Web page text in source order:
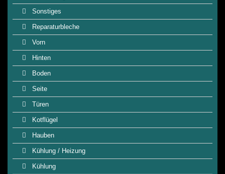
Sonstiges
Reparaturbleche
Vorn
Hinten
Boden
Seite
Türen
Kotflügel
Hauben
Kühlung / Heizung
Kühlung